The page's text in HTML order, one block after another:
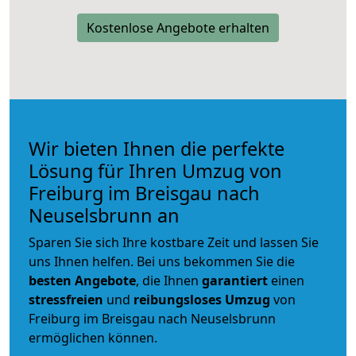
Kostenlose Angebote erhalten
Wir bieten Ihnen die perfekte
Lösung für Ihren Umzug von
Freiburg im Breisgau nach
Neuselsbrunn an
Sparen Sie sich Ihre kostbare Zeit und lassen Sie
uns Ihnen helfen. Bei uns bekommen Sie die
besten Angebote, die Ihnen garantiert einen
stressfreien und reibungsloses Umzug von
Freiburg im Breisgau nach Neuselsbrunn
ermöglichen können.